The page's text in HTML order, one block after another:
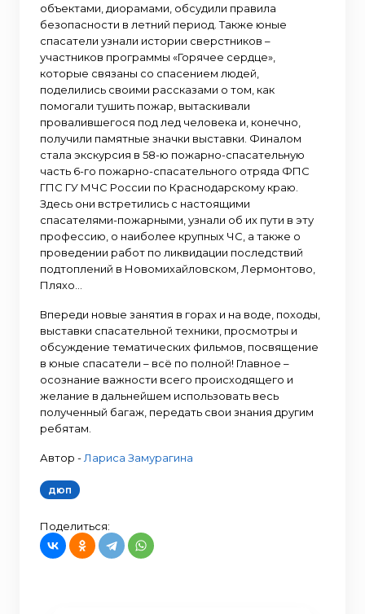
объектами, диорамами, обсудили правила
безопасности в летний период. Также юные
спасатели узнали истории сверстников –
участников программы «Горячее сердце»,
которые связаны со спасением людей,
поделились своими рассказами о том, как
помогали тушить пожар, вытаскивали
провалившегося под лед человека и, конечно,
получили памятные значки выставки. Финалом
стала экскурсия в 58-ю пожарно-спасательную
часть 6-го пожарно-спасательного отряда ФПС
ГПС ГУ МЧС России по Краснодарскому краю.
Здесь они встретились с настоящими
спасателями-пожарными, узнали об их пути в эту
профессию, о наиболее крупных ЧС, а также о
проведении работ по ликвидации последствий
подтоплений в Новомихайловском, Лермонтово,
Пляхо…
Впереди новые занятия в горах и на воде, походы,
выставки спасательной техники, просмотры и
обсуждение тематических фильмов, посвящение
в юные спасатели – всё по полной! Главное –
осознание важности всего происходящего и
желание в дальнейшем использовать весь
полученный багаж, передать свои знания другим
ребятам.
Автор - Лариса Замурагина
дюп
Поделиться: